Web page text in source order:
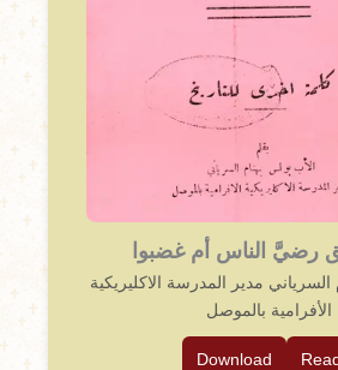
رضيَّ الناس أم غضبوا
مدير المدرسة الاكليريكية
الأفرامية بالموصل
Download